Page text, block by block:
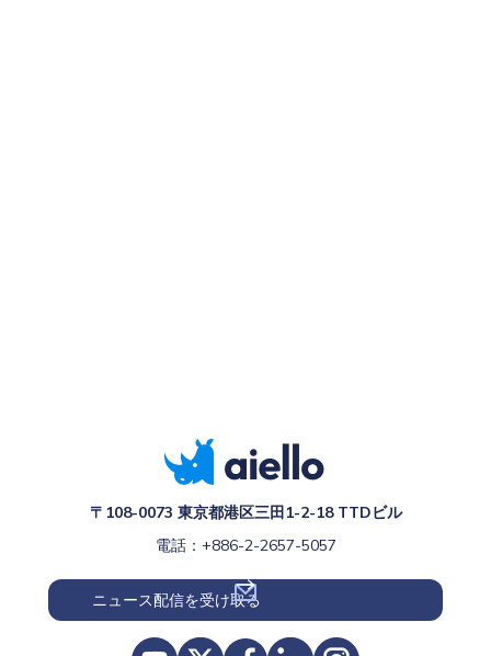
〒108-0073 東京都港区三田1-2-18 TTDビル
電話：+886-2-2657-5057